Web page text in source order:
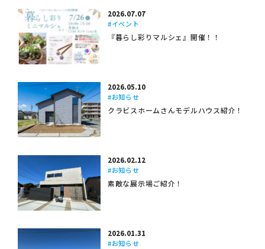
2026.07.07
#イベント
『暮らし彩りマルシェ』開催！！
2026.05.10
#お知らせ
クラビスホームさんモデルハウス紹介！
2026.02.12
#お知らせ
素敵な展示場ご紹介！
2026.01.31
#お知らせ